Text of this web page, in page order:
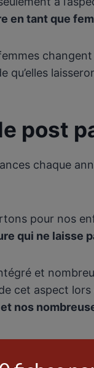
en tant que
qu’elles
post
chaque
pour nos
qui ne
et
cet aspect
nos
devoir tout
contrariait